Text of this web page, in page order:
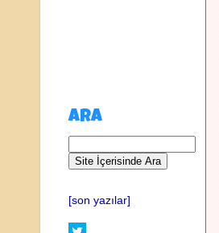
ARA
[son yazılar]